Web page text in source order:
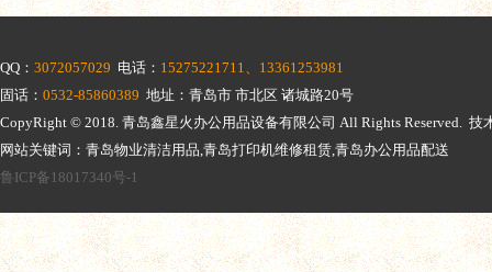
QQ： 3072057029 电话： 15275221711、13361253981
固话： 0532-85860389 地址：青岛市 市北区 诸城路20号
CopyRight © 2018. 青岛鑫星火办公用品设备有限公司 All Rights Reserved. 技
网站关键词：青岛物业清洁用品,青岛打印机维修租赁,青岛办公用品配送
鲁ICP备18017340号-1